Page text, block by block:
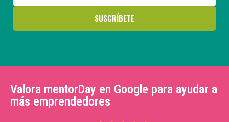
Valora mentorDay en Google para ayudar a
más emprendedores